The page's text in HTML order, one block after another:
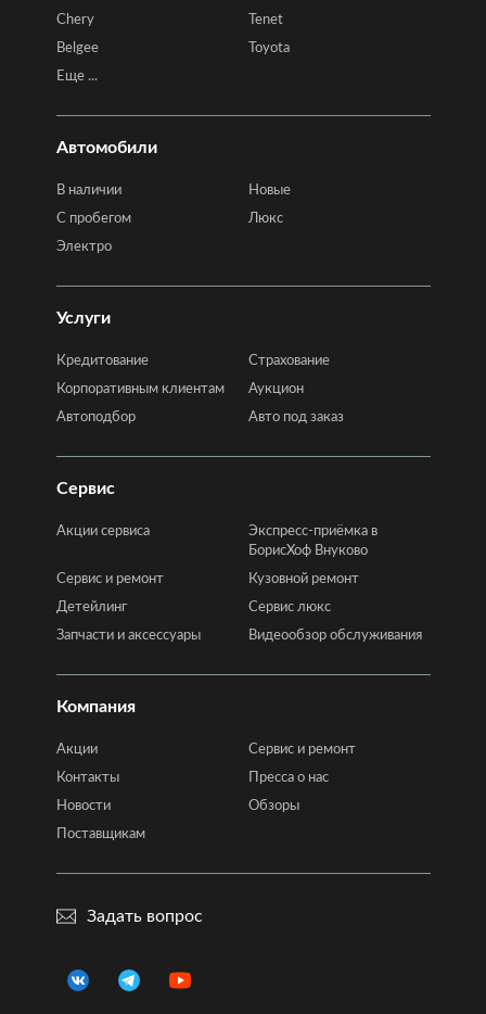
Chery
Tenet
Belgee
Toyota
Еще ...
Автомобили
В наличии
Новые
C пробегом
Люкс
Электро
Услуги
Кредитование
Страхование
Корпоративным клиентам
Аукцион
Автоподбор
Авто под заказ
Сервис
Акции сервиса
Экспресс-приёмка в
БорисХоф Внуково
Сервис и ремонт
Кузовной ремонт
Детейлинг
Сервис люкс
Запчасти и аксессуары
Видеообзор обслуживания
Компания
Акции
Сервис и ремонт
Контакты
Пресса о нас
Новости
Обзоры
Поставщикам
Задать вопрос